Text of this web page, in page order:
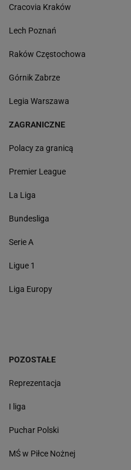
Cracovia Kraków
Lech Poznań
Raków Częstochowa
Górnik Zabrze
Legia Warszawa
ZAGRANICZNE
Polacy za granicą
Premier League
La Liga
Bundesliga
Serie A
Ligue 1
Liga Europy
POZOSTAŁE
Reprezentacja
I liga
Puchar Polski
MŚ w Piłce Nożnej